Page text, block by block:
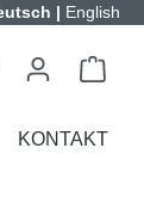
| English
KONTAKT